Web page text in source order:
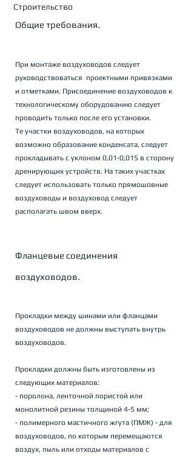
Строительство
Общие требования.
При монтаже воздуховодов следует
руководствоваться  проектными привязками
и отметками. Присоединение воздуховодов к
технологическому оборудованию следует
проводить только после его установки.
Те участки воздуховодов, на которых
возможно образование конденсата, следует
прокладывать с уклоном 0,01-0,015 в сторону
дренирующих устройств. На таких участках
следует использовать только прямошовные
воздуховоды и воздуховод следует
располагать швом вверх.
Фланцевые соединения
воздуховодов.
Прокладки между шинами или фланцами
воздуховодов не должны выступать внутрь
воздуховодов.
Прокладки должны быть изготовлены из
следующих материалов:
- поролона, ленточной пористой или
монолитной резины толщиной 4-5 мм;
- полимерного мастичного жгута (ПМЖ) - для
воздуховодов, по которым перемещаются
воздух, пыль или отходы материалов с